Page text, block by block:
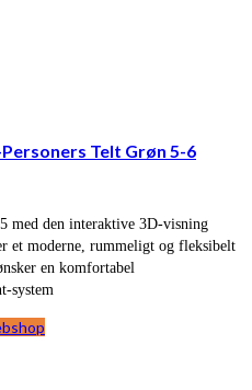
Telt Grøn 5-6
med den interaktive 3D-visning
et moderne, rummeligt og fleksibelt
en komfortabel
system